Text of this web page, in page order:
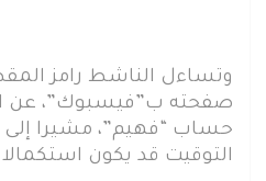
وتساءل الناشط رامز
صفحته ب”فيسبوك”، عن
حساب “فهيم”، مشيرا إلى
التوقيت قد يكون استكمالا